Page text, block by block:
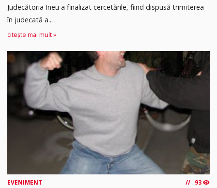
Judecătoria Ineu a finalizat cercetările, fiind dispusă trimiterea
în judecată a...
citește mai mult »
EVENIMENT 93